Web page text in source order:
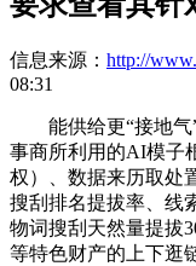
信息来源： http://
08:31
能供给更“接地气”
事商所利用的AI模子
权）、数据来历取处
搜刮排名提拔率、线
物词搜刮天然量提拔
等特色财产的上下逛